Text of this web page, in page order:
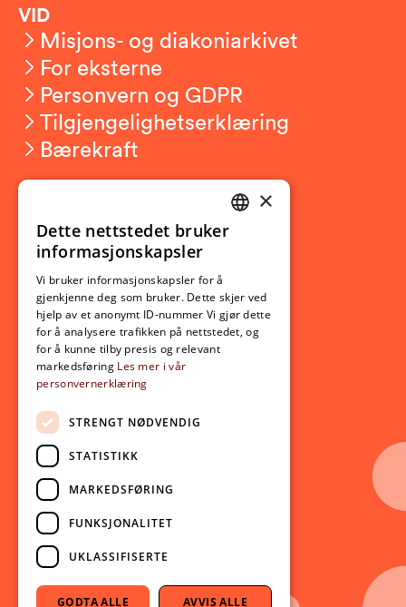
VID
Misjons- og diakoniarkivet
For eksterne
Personvern og GDPR
Tilgjengelighetserklæring
Bærekraft
Ny student
Utveksling
Opptak
Lov- og regelverk
Aktuelt
Nyheter
Arrangementer
Nyhetsbrev
Ledige stillinger
Følg oss på sosiale medier:
Facebook
Instagram
Youtube
NORWEGIAN
×
Dette nettstedet bruker
informasjonskapsler
Vi bruker informasjonskapsler for å
gjenkjenne deg som bruker. Dette skjer ved
hjelp av et anonymt ID-nummer Vi gjør dette
for å analysere trafikken på nettstedet, og
for å kunne tilby presis og relevant
markedsføring Les mer i vår
personvernerklæring
STRENGT NØDVENDIG
STATISTIKK
MARKEDSFØRING
FUNKSJONALITET
UKLASSIFISERTE
GODTA ALLE AVVIS ALLE